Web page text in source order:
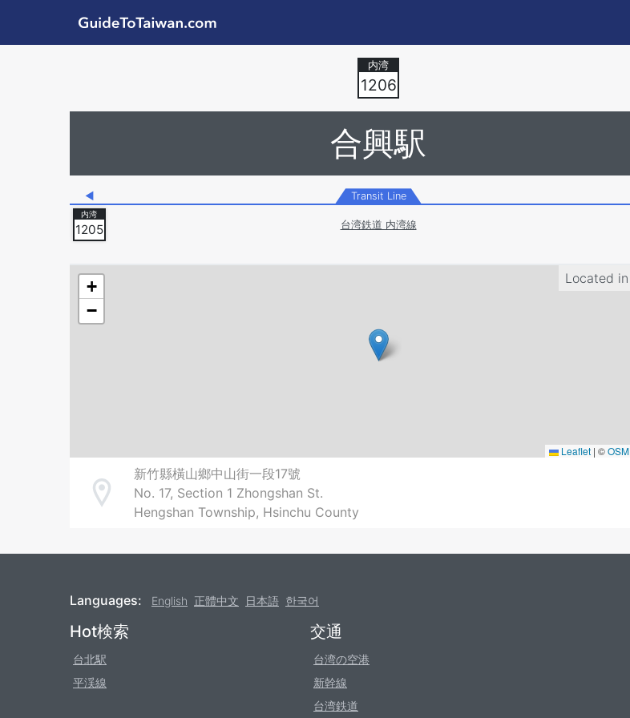
GuideToTaiwan.com
1206
合興駅
◀ Transit Line
1205 台湾鉄道 内湾線
Located in
+
−
Leaflet | ©OSM
Address
新竹縣橫山鄉中山街一段17號
No. 17, Section 1 Zhongshan St.
Hengshan Township, Hsinchu County
Languages: English 正體中文 日本語 한국어
Footer
Hot検索
台北駅
平渓線
交通
台湾の空港
新幹線
台湾鉄道